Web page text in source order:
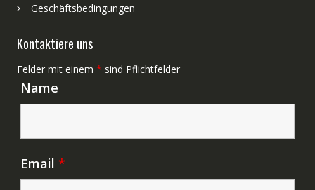
Geschäftsbedingungen
Kontaktiere uns
Felder mit einem * sind Pflichtfelder
Name
Email *